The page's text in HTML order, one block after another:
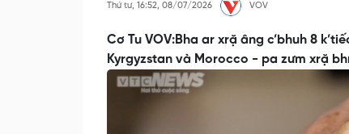
Thứ tư, 16:52, 08/07/2026 VOV
Cơ Tu VOV:Bha ar xrặ âng c’bhuh 8
Kyrgyzstan và Morocco - pa zưm xrặ